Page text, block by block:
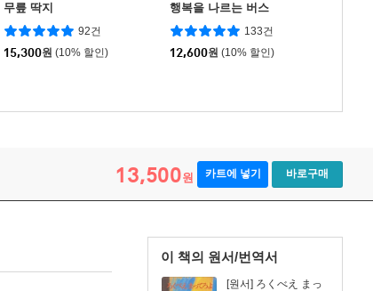
무릎 딱지
92건
15,300원 (10% 할인)
행복을 나르는 버스
133건
12,600원 (10% 할인)
13,500원 카트에 넣기 바로구매
이 책의 원서/번역서
[원서] ろくべえ まっ